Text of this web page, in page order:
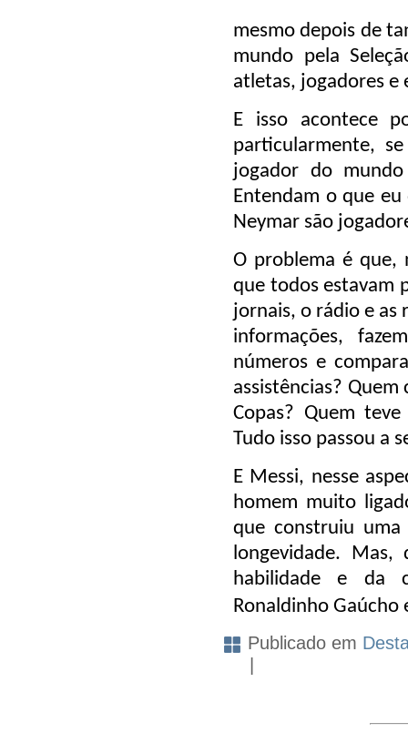
mesmo depois de
mundo pela
atletas, jogadores e
E isso acontece
particularmente,
jogador do
Entendam o que
Neymar são
O problema é que,
que todos estavam
jornais, o rádio e as
informações,
números e
assistências?
Copas? Quem
Tudo isso passou a
E Messi, nesse
homem muito
que construiu
longevidade.
habilidade e da
Ronaldinho Gaúcho
Publicado em